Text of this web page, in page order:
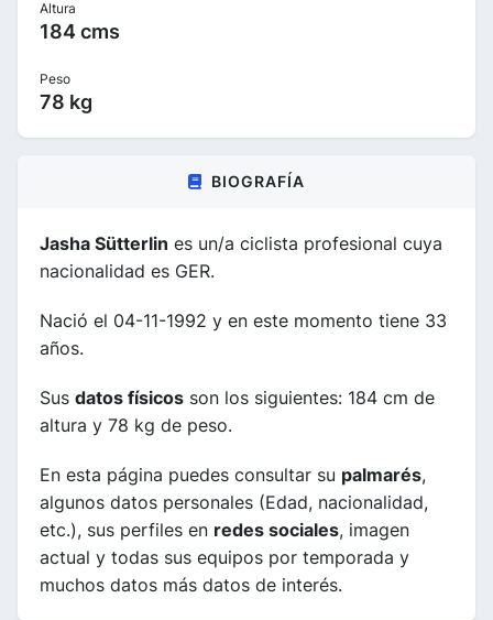
Altura
184 cms
Peso
78 kg
BIOGRAFÍA
Jasha Sütterlin es un/a ciclista profesional cuya
nacionalidad es GER.
Nació el 04-11-1992 y en este momento tiene 33
años.
Sus datos físicos son los siguientes: 184 cm de
altura y 78 kg de peso.
En esta página puedes consultar su palmarés,
algunos datos personales (Edad, nacionalidad,
etc.), sus perfiles en redes sociales, imagen
actual y todas sus equipos por temporada y
muchos datos más datos de interés.